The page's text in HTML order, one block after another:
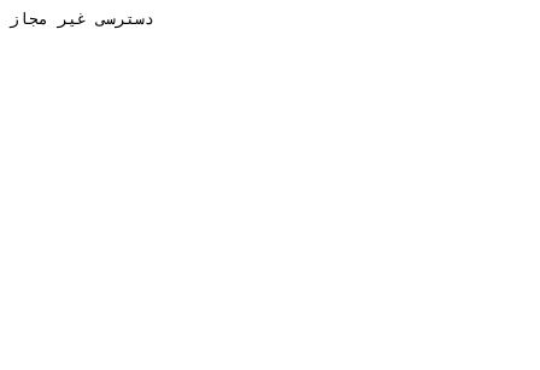
دسترسی غیر مجاز